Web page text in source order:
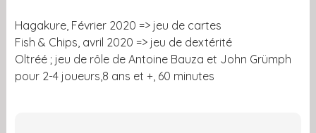
Hagakure, Février 2020 => jeu de cartes
Fish & Chips, avril 2020 => jeu de dextérité
Oltréé ; jeu de rôle de Antoine Bauza et John Grümph
pour 2-4 joueurs,8 ans et +, 60 minutes